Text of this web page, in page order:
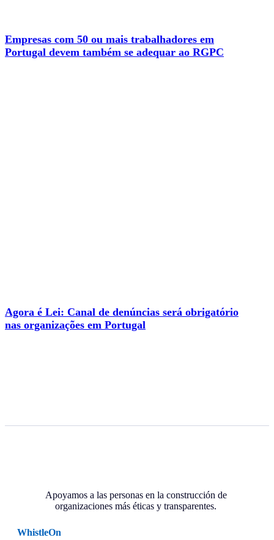
Empresas com 50 ou mais trabalhadores em
Portugal devem também se adequar ao RGPC
Agora é Lei: Canal de denúncias será obrigatório
nas organizações em Portugal
Apoyamos a las personas en la construcción de
organizaciones más éticas y transparentes.
WhistleOn